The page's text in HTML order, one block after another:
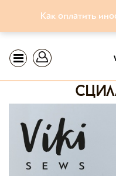
Как оплатить